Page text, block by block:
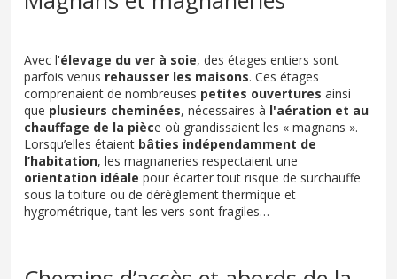
Avec l'élevage du ver à soie, des étages entiers sont
parfois venus rehausser les maisons. Ces étages
comprenaient de nombreuses petites ouvertures ainsi
que plusieurs cheminées, nécessaires à l'aération et au
chauffage de la pièce où grandissaient les « magnans ».
Lorsqu’elles étaient bâties indépendamment de
l’habitation, les magnaneries respectaient une
orientation idéale pour écarter tout risque de surchauffe
sous la toiture ou de dérèglement thermique et
hygrométrique, tant les vers sont fragiles…